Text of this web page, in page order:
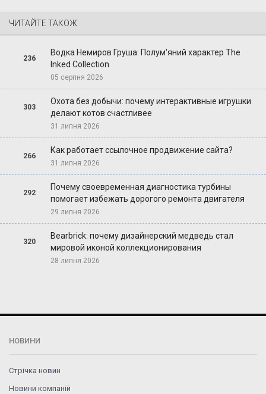
ЧИТАЙТЕ ТАКОЖ
236
Водка Немиров Груша: Полум'яний характер The
Inked Collection
05 серпня 2026
303
Охота без добычи: почему интерактивные игрушки
делают котов счастливее
31 липня 2026
266
Как работает ссылочное продвижение сайта?
31 липня 2026
292
Почему своевременная диагностика турбины
помогает избежать дорогого ремонта двигателя
29 липня 2026
320
Bearbrick: почему дизайнерский медведь стал
мировой иконой коллекционирования
28 липня 2026
НОВИНИ
Стрічка новин
Новини компаній